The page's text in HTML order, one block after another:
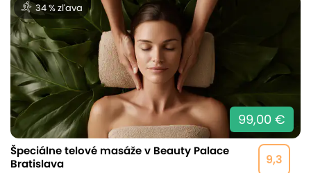
34 % zľava
99,00 €
9,3
Špeciálne telové masáže v Beauty Palace
Bratislava